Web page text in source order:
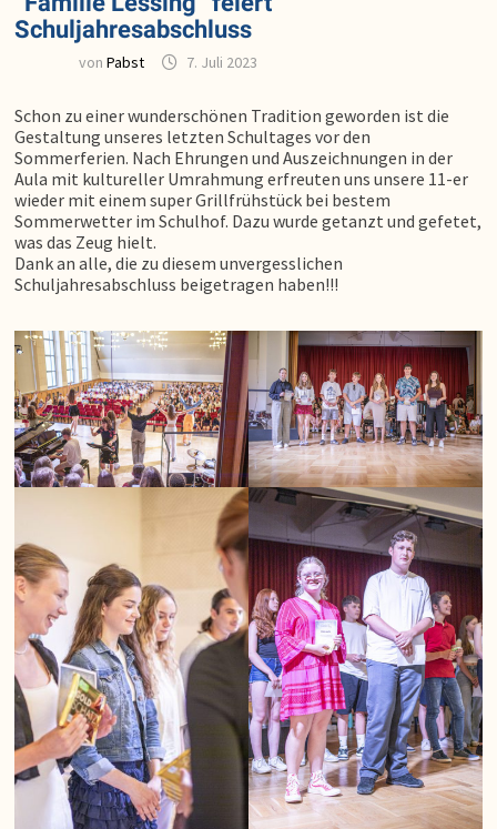
Schuljahresabschluss
vonPabst 7. Juli 2023
Schon zu einer wunderschönen Tradition geworden ist die
Gestaltung unseres letzten Schultages vor den
Sommerferien. Nach Ehrungen und Auszeichnungen in der
Aula mit kultureller Umrahmung erfreuten uns unsere 11-er
wieder mit einem super Grillfrühstück bei bestem
Sommerwetter im Schulhof. Dazu wurde getanzt und gefetet,
was das Zeug hielt.
Dank an alle, die zu diesem unvergesslichen
Schuljahresabschluss beigetragen haben!!!